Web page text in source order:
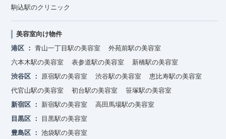
駒込駅のクリニック
美容室向け物件
港区
青山一丁目駅の美容室
外苑前駅の美容室
六本木駅の美容室
表参道駅の美容室
新橋駅の美容室
渋谷区
原宿駅の美容室 渋谷駅の美容室
恵比寿駅の美容室
代官山駅の美容室
初台駅の美容室
笹塚駅の美容室
新宿区
新宿駅の美容室
高田馬場駅の美容室
目黒区
目黒駅の美容室
豊島区
池袋駅の美容室